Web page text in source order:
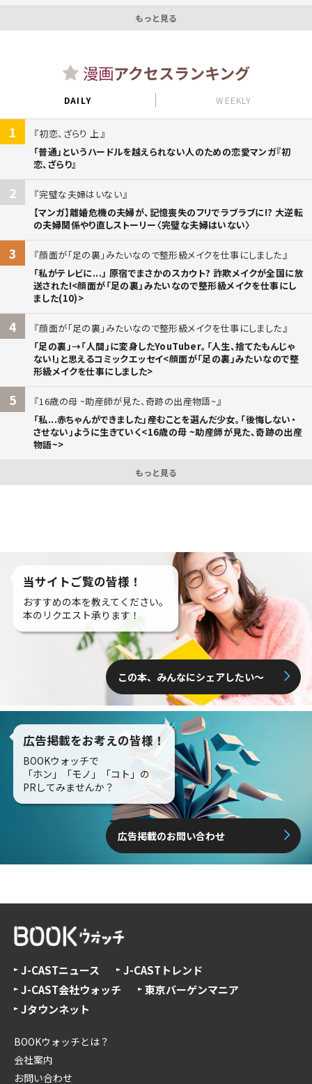
もっと見る
漫画アクセスランキング
DAILY WEEKLY
1
初恋、ざらり 上
「普通」というハードルを越えられない人のための恋愛マンガ『初
恋、ざらり』
2
完璧な夫婦はいない
【マンガ】離婚危機の夫婦が、記憶喪失のフリでラブラブに!? 大逆転
の夫婦関係やり直しストーリー〈完璧な夫婦はいない〉
3
顔面が「足の裏」みたいなので整形級メイクを仕事にしました
「私がテレビに...」 原宿でまさかのスカウト? 詐欺メイクが全国に放
送された!<顔面が「足の裏」みたいなので整形級メイクを仕事にし
ました(10)>
4
顔面が「足の裏」みたいなので整形級メイクを仕事にしました
「足の裏」→「人間」に変身したYouTuber。「人生、捨てたもんじゃ
ない!」と思えるコミックエッセイ<顔面が「足の裏」みたいなので整
形級メイクを仕事にしました>
5
16歳の母 ~助産師が見た、奇跡の出産物語~
「私...赤ちゃんができました」――産むことを選んだ少女。「後悔しない・
させない」ように生きていく<16歳の母 ~助産師が見た、奇跡の出産
物語~>
もっと見る
当サイトご覧の皆様！
おすすめの本を教えてください。
本のリクエスト承ります！
この本、みんなにシェアしたい〜
広告掲載をお考えの皆様！
BOOKウォッチで
「ホン」「モノ」「コト」の
PRしてみませんか？
広告掲載のお問い合わせ
J-CASTニュース
J-CASTトレンド
J-CAST会社ウォッチ
東京バーゲンマニア
Jタウンネット
BOOKウォッチとは？
会社案内
お問い合わせ